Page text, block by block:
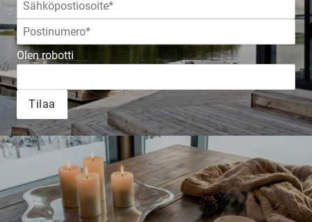
Olen robotti
Tilaa